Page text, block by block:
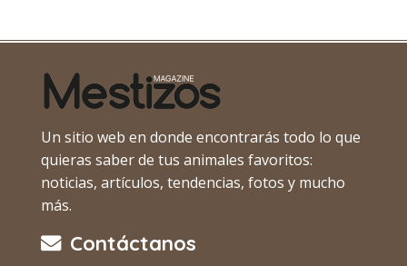
Un sitio web en donde encontrarás todo lo que
quieras saber de tus animales favoritos:
noticias, artículos, tendencias, fotos y mucho
más.
Contáctanos